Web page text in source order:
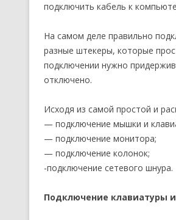
подключить кабель к
На самом деле правильно
разные штекеры, которые
подключении нужно
отключено.
Исходя из самой простой и
— подключение мышки и
— подключение монитора;
— подключение колонок;
-подключение сетевого шнура.
Подключение клавиатуры